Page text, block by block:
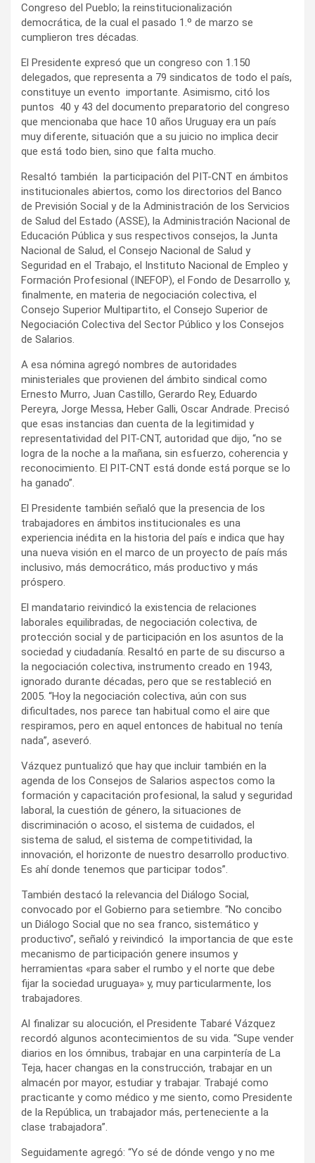
Congreso del Pueblo; la reinstitucionalización
democrática, de la cual el pasado 1.º de marzo se
cumplieron tres décadas.
El Presidente expresó que un congreso con 1.150
delegados, que representa a 79 sindicatos de todo el país,
constituye un evento importante. Asimismo, citó los
puntos 40 y 43 del documento preparatorio del congreso
que mencionaba que hace 10 años Uruguay era un país
muy diferente, situación que a su juicio no implica decir
que está todo bien, sino que falta mucho.
Resaltó también la participación del PIT-CNT en ámbitos
institucionales abiertos, como los directorios del Banco
de Previsión Social y de la Administración de los Servicios
de Salud del Estado (ASSE), la Administración Nacional de
Educación Pública y sus respectivos consejos, la Junta
Nacional de Salud, el Consejo Nacional de Salud y
Seguridad en el Trabajo, el Instituto Nacional de Empleo y
Formación Profesional (INEFOP), el Fondo de Desarrollo y,
finalmente, en materia de negociación colectiva, el
Consejo Superior Multipartito, el Consejo Superior de
Negociación Colectiva del Sector Público y los Consejos
de Salarios.
A esa nómina agregó nombres de autoridades
ministeriales que provienen del ámbito sindical como
Ernesto Murro, Juan Castillo, Gerardo Rey, Eduardo
Pereyra, Jorge Messa, Heber Galli, Oscar Andrade. Precisó
que esas instancias dan cuenta de la legitimidad y
representatividad del PIT-CNT, autoridad que dijo, “no se
logra de la noche a la mañana, sin esfuerzo, coherencia y
reconocimiento. El PIT-CNT está donde está porque se lo
ha ganado”.
El Presidente también señaló que la presencia de los
trabajadores en ámbitos institucionales es una
experiencia inédita en la historia del país e indica que hay
una nueva visión en el marco de un proyecto de país más
inclusivo, más democrático, más productivo y más
próspero.
El mandatario reivindicó la existencia de relaciones
laborales equilibradas, de negociación colectiva, de
protección social y de participación en los asuntos de la
sociedad y ciudadanía. Resaltó en parte de su discurso a
la negociación colectiva, instrumento creado en 1943,
ignorado durante décadas, pero que se restableció en
2005. “Hoy la negociación colectiva, aún con sus
dificultades, nos parece tan habitual como el aire que
respiramos, pero en aquel entonces de habitual no tenía
nada”, aseveró.
Vázquez puntualizó que hay que incluir también en la
agenda de los Consejos de Salarios aspectos como la
formación y capacitación profesional, la salud y seguridad
laboral, la cuestión de género, la situaciones de
discriminación o acoso, el sistema de cuidados, el
sistema de salud, el sistema de competitividad, la
innovación, el horizonte de nuestro desarrollo productivo.
Es ahí donde tenemos que participar todos”.
También destacó la relevancia del Diálogo Social,
convocado por el Gobierno para setiembre. “No concibo
un Diálogo Social que no sea franco, sistemático y
productivo”, señaló y reivindicó la importancia de que este
mecanismo de participación genere insumos y
herramientas «para saber el rumbo y el norte que debe
fijar la sociedad uruguaya» y, muy particularmente, los
trabajadores.
Al finalizar su alocución, el Presidente Tabaré Vázquez
recordó algunos acontecimientos de su vida. “Supe vender
diarios en los ómnibus, trabajar en una carpintería de La
Teja, hacer changas en la construcción, trabajar en un
almacén por mayor, estudiar y trabajar. Trabajé como
practicante y como médico y me siento, como Presidente
de la República, un trabajador más, perteneciente a la
clase trabajadora”.
Seguidamente agregó: “Yo sé de dónde vengo y no me